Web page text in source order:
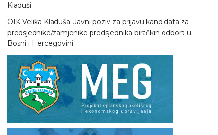
Kladuši
OIK Velika Kladuša: Javni poziv za prijavu kandidata za
predsjednike/zamjenike predsjednika biračkih odbora u
Bosni i Hercegovini